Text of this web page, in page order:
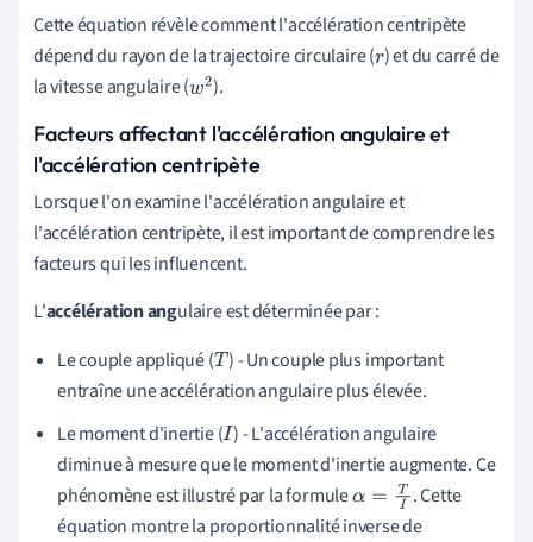
Cette équation révèle comment l'accélération centripète
dépend du rayon de la trajectoire circulaire (r) et du carré de
la vitesse angulaire (w2).
Facteurs affectant l'accélération angulaire et
l'accélération centripète
Lorsque l'on examine l'accélération angulaire et
l'accélération centripète, il est important de comprendre les
facteurs qui les influencent.
L'accélération angulaire est déterminée par :
Le couple appliqué (T) - Un couple plus important
entraîne une accélération angulaire plus élevée.
Le moment d'inertie (I ) - L'accélération angulaire
diminue à mesure que le moment d'inertie augmente. Ce
phénomène est illustré par la formuleα= TI
. Cette
équation montre la proportionnalité inverse de